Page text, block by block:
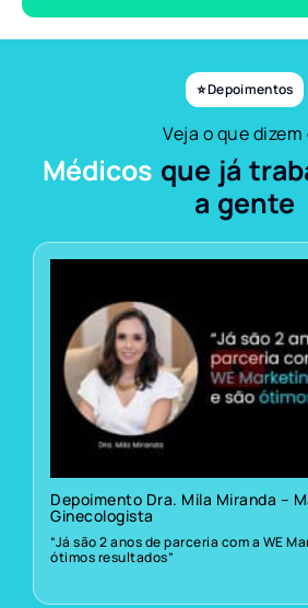
⭐ Depoimentos
Veja o que dizem
Médicos que já
a gente
Depoimento Dra. Mila Miranda –
Ginecologista
“Já são 2 anos de parceria com a WE
ótimos resultados”